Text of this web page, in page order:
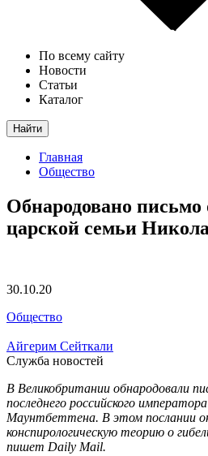
По всему сайту
Новости
Статьи
Каталог
Найти
Главная
Общество
Обнародовано письмо
царской семьи
30.10.20
Общество
Айгерим Сейткали
Служба новостей
В Великобритании обнародовали
последнего российского
Маунтбеттена. В этом послании
конспирологическую теорию о
пишет Daily Mail.